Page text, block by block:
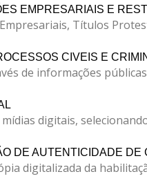
EMPRESARIAIS E
Títulos
CIVEIS E
de informações públicas
digitais,
DE AUTENTICIDADE DE
digitalizada da